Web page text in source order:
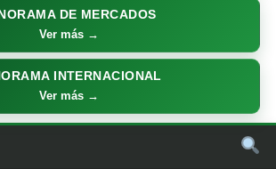
DE MERCADOS
Ver más →
INTERNACIONAL
Ver más →